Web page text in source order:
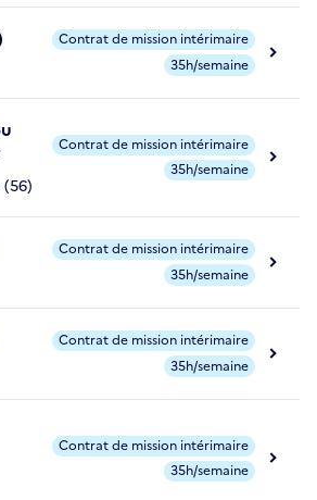
Contrat de mission intérimaire
35h/semaine
Contrat de mission intérimaire
35h/semaine
Contrat de mission intérimaire
35h/semaine
Contrat de mission intérimaire
35h/semaine
Contrat de mission intérimaire
35h/semaine